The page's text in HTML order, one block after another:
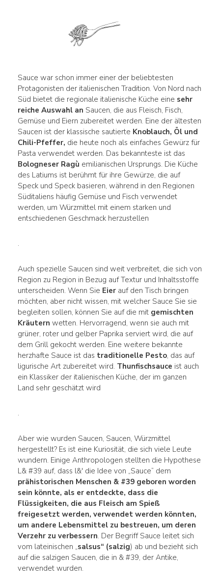
Sauce war schon immer einer der beliebtesten
Protagonisten der italienischen Tradition. Von Nord nach
Süd bietet die regionale italienische Küche eine sehr
reiche Auswahl an Saucen, die aus Fleisch, Fisch,
Gemüse und Eiern zubereitet werden. Eine der ältesten
Saucen ist der klassische sautierte Knoblauch, Öl und
Chili-Pfeffer, die heute noch als einfaches Gewürz für
Pasta verwendet werden. Das bekannteste ist das
Bologneser Ragù emilianischen Ursprungs. Die Küche
des Latiums ist berühmt für ihre Gewürze, die auf
Speck und Speck basieren, während in den Regionen
Süditaliens häufig Gemüse und Fisch verwendet
werden, um Würzmittel mit einem starken und
entschiedenen Geschmack herzustellen
.
Auch spezielle Saucen sind weit verbreitet, die sich von
Region zu Region in Bezug auf Textur und Inhaltsstoffe
unterscheiden. Wenn Sie Eierauf den Tisch bringen
möchten, aber nicht wissen, mit welcher Sauce Sie sie
begleiten sollen, können Sie auf die mit gemischten
Kräutern wetten. Hervorragend, wenn sie auch mit
grüner, roter und gelber Paprika serviert wird, die auf
dem Grill gekocht werden. Eine weitere bekannte
herzhafte Sauce ist das traditionelle Pesto, das auf
ligurische Art zubereitet wird. Thunfischsauce ist auch
ein Klassiker der italienischen Küche, der im ganzen
Land sehr geschätzt wird
.
Aber wie wurden Saucen, Saucen, Würzmittel
hergestellt? Es ist eine Kuriosität, die sich viele Leute
wundern. Einige Anthropologen stellten die Hypothese
L& #39 auf, dass l&' die Idee von „Sauce“ dem
prähistorischen Menschen & #39 geboren worden
sein könnte, als er entdeckte, dass die
Flüssigkeiten, die aus Fleisch am Spieß
freigesetzt werden, verwendet werden könnten,
um andere Lebensmittel zu bestreuen, um deren
Verzehr zu verbessern. Der Begriff Sauce leitet sich
vom lateinischen „salsus“ (salzig) ab und bezieht sich
auf die salzigen Saucen, die in & #39, der Antike,
verwendet wurden.